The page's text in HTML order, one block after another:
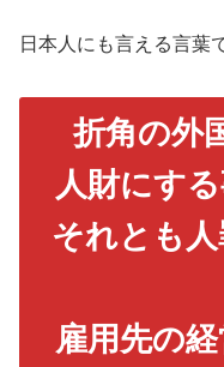
日本人にも言える言葉
折角の外
人財にす
それとも
雇用先の